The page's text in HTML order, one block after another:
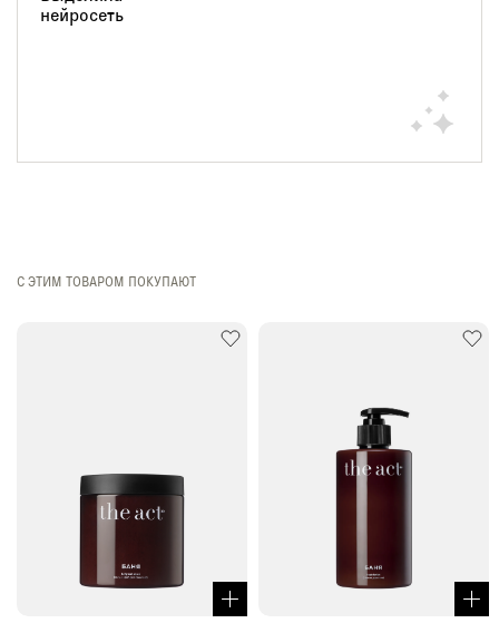
С ЭТИМ ТОВАРОМ ПОКУПАЮТ